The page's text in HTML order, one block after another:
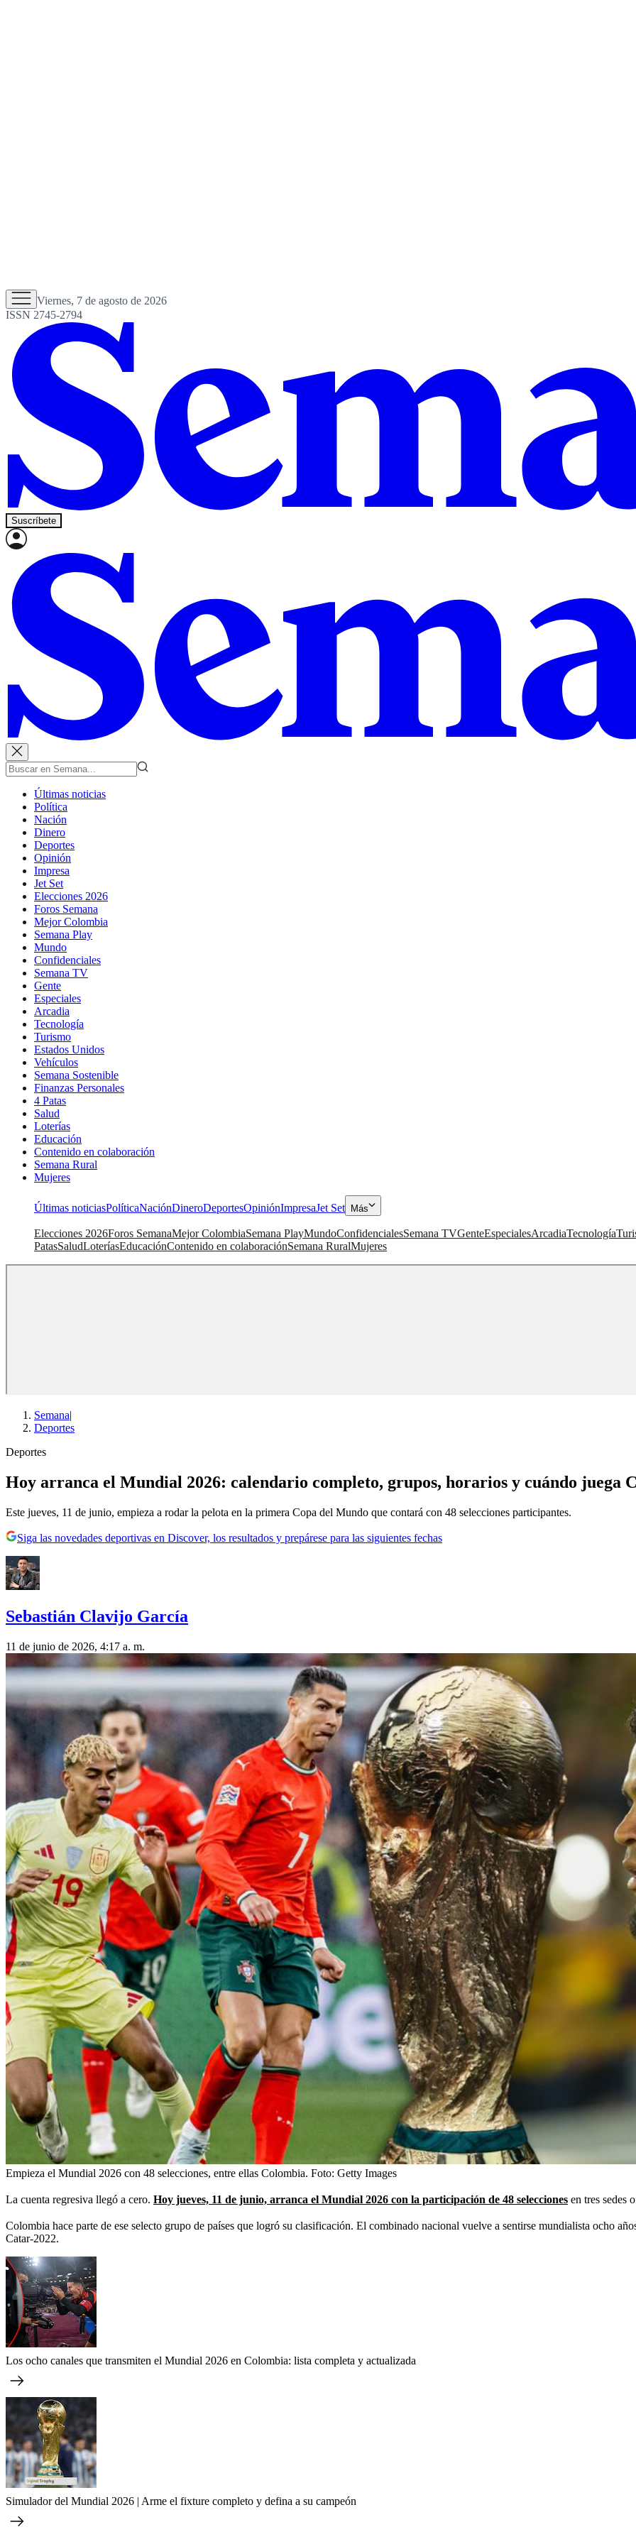
Viernes, 7 de agosto de 2026
ISSN 2745-2794
Suscríbete
Últimas noticias
Política
Nación
Dinero
Deportes
Opinión
Impresa
Jet Set
Elecciones 2026
Foros Semana
Mejor Colombia
Semana Play
Mundo
Confidenciales
Semana TV
Gente
Especiales
Arcadia
Tecnología
Turismo
Estados Unidos
Vehículos
Semana Sostenible
Finanzas Personales
4 Patas
Salud
Loterías
Educación
Contenido en colaboración
Semana Rural
Mujeres
Últimas noticiasPolíticaNaciónDineroDeportesOpiniónImpresaJet Set Más
Elecciones 2026Foros SemanaMejor ColombiaSemana PlayMundoConfidencialesSemana TVGenteEspecialesArcadiaTecnología
PatasSaludLoteríasEducaciónContenido en colaboraciónSemana RuralMujeres
Semana|
Deportes
Deportes
Hoy arranca el Mundial 2026: calendario completo, grupos, horarios y cuándo juega
Este jueves, 11 de junio, empieza a rodar la pelota en la primera Copa del Mundo que contará con 48 selecciones participantes.
Siga las novedades deportivas en Discover, los resultados y prepárese para las siguientes fechas
Sebastián Clavijo García
11 de junio de 2026, 4:17 a. m.
Empieza el Mundial 2026 con 48 selecciones, entre ellas Colombia. Foto: Getty Images
La cuenta regresiva llegó a cero. Hoy jueves, 11 de junio, arranca el Mundial 2026 con la participación de 48 selecciones en tres sedes
Colombia hace parte de ese selecto grupo de países que logró su clasificación. El combinado nacional vuelve a sentirse mundialista ocho
Catar-2022.
Los ocho canales que transmiten el Mundial 2026 en Colombia: lista completa y actualizada
Simulador del Mundial 2026 | Arme el fixture completo y defina a su campeón